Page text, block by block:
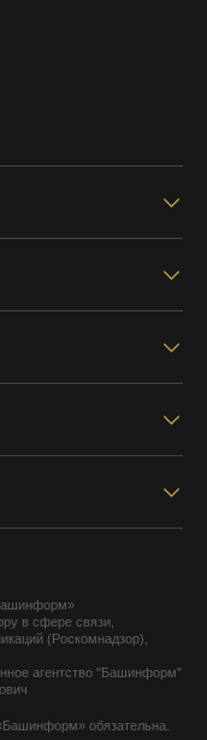
в сфере связи,
(Роскомнадзор),
агентство "Башинформ"
обязательна.